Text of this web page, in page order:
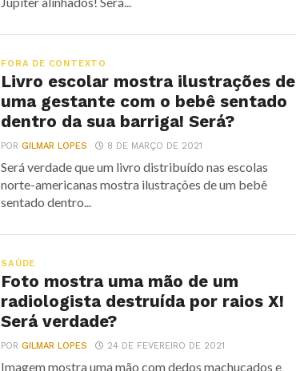
FORA DE CONTEXTO
Livro escolar mostra ilustrações de
uma gestante com o bebê sentado
dentro da sua barriga! Será?
PORGILMAR LOPES 8 DE MARÇO DE 2021
Será verdade que um livro distribuído nas escolas
norte-americanas mostra ilustrações de um bebê
sentado dentro...
SAÚDE
Foto mostra uma mão de um
radiologista destruída por raios X!
Será verdade?
PORGILMAR LOPES 24 DE FEVEREIRO DE 2021
Imagem mostra uma mão com dedos machucados e